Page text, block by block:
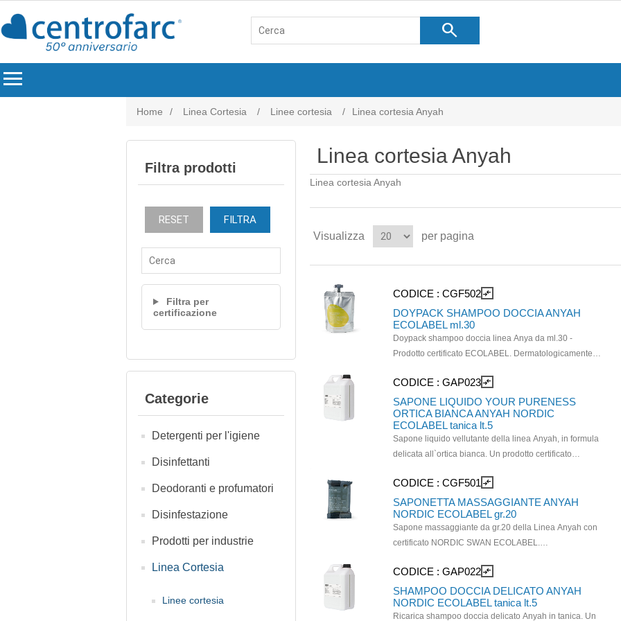
search
menu
Home / Linea Cortesia / Linee cortesia / Linea cortesia Anyah
Filtra prodotti
RESET FILTRA
Filtra per
certificazione
Categorie
Detergenti per l'igiene
Disinfettanti
Deodoranti e profumatori
Disinfestazione
Prodotti per industrie
Linea Cortesia
Linee cortesia
Linea cortesia Anyah
Linea cortesia Anyah
Visualizza per pagina
CODICE : CGF502 compare_arrows
DOYPACK SHAMPOO DOCCIA ANYAH
ECOLABEL ml.30
Doypack shampoo doccia linea Anya da ml.30 -
Prodotto certificato ECOLABEL. Dermatologicamente
classificato come cosmetico dalla Direttiva 76/768/CEE,
quindi non soggetto ad obbligatorietà della scheda di
sicurezza, come da normativa vigente (Vedi
Regolamento CE n.1272/2008 CLP, Articolo 1,
Paragrafo 5, Comma C).
CODICE : GAP023 compare_arrows
SAPONE LIQUIDO YOUR PURENESS
ORTICA BIANCA ANYAH NORDIC
ECOLABEL tanica lt.5
Sapone liquido vellutante della linea Anyah, in formula
delicata all`ortica bianca. Un prodotto certificato
Abbinando gli ingredienti ad un packaging conforme
allo standard Ecolabel, consegniamo un cosmetico
finito caratterizzato da un ottima tollerabilità cutanea e
con la garanzia della certificazione NORDIC SWAN
ECOLABEL. La gamma Anyah tiene conto del suo
del ciclo di vita mostrata direttamente sull etichetta. Il
Life Cycle Assessment (LCA), è un approccio
innovativo che ci ha permesso di calcolare l` impatto
CODICE : CGF501 compare_arrows
SAPONETTA MASSAGGIANTE ANYAH
NORDIC ECOLABEL gr.20
Sapone massaggiante da gr.20 della Linea Anyah con
certificato NORDIC SWAN ECOLABEL.
gradevole. Prodotto classificato come cosmetico dalla
Direttiva 76/768/CEE, quindi non soggetto ad
obbligatorietà della scheda di sicurezza, come da
normativa vigente (Vedi Regolamento CE n.1272/2008
CODICE : GAP022 compare_arrows
SHAMPOO DOCCIA DELICATO ANYAH
NORDIC ECOLABEL tanica lt.5
Ricarica shampoo doccia delicato Anyah in tanica. Un